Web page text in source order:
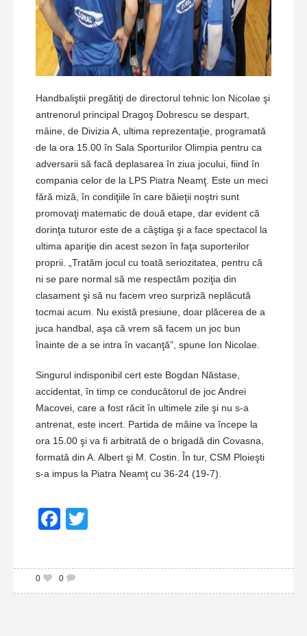
Handbaliştii pregătiţi de directorul tehnic Ion Nicolae şi
antrenorul principal Dragoş Dobrescu se despart,
mâine, de Divizia A, ultima reprezentaţie, programată
de la ora 15.00 în Sala Sporturilor Olimpia pentru ca
adversarii să facă deplasarea în ziua jocului, fiind în
compania celor de la LPS Piatra Neamţ. Este un meci
fără miză, în condiţiile în care băieţii noştri sunt
promovaţi matematic de două etape, dar evident că
dorinţa tuturor este de a câştiga şi a face spectacol la
ultima apariţie din acest sezon în faţa suporterilor
proprii. „Tratăm jocul cu toată seriozitatea, pentru că
ni se pare normal să me respectăm poziţia din
clasament şi să nu facem vreo surpriză neplăcută
tocmai acum. Nu există presiune, doar plăcerea de a
juca handbal, aşa că vrem să facem un joc bun
înainte de a se intra în vacanţă”, spune Ion Nicolae.
Singurul indisponibil cert este Bogdan Năstase,
accidentat, în timp ce conducătorul de joc Andrei
Macovei, care a fost răcit în ultimele zile şi nu s-a
antrenat, este incert. Partida de mâine va începe la
ora 15.00 şi va fi arbitrată de o brigadă din Covasna,
formată din A. Albert şi M. Costin. În tur, CSM Ploieşti
s-a impus la Piatra Neamţ cu 36-24 (19-7).
Facebook
0
0